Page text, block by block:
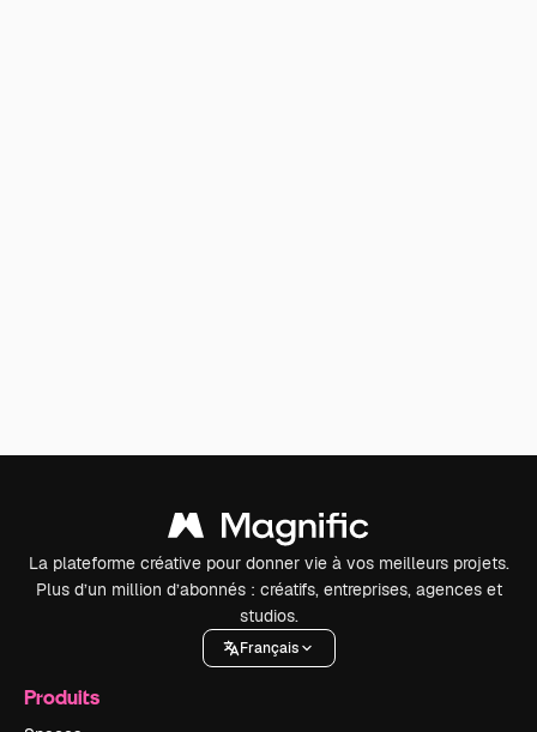
La plateforme créative pour donner vie à vos meilleurs projets.
Plus d’un million d’abonnés : créatifs, entreprises, agences et
studios.
Français
Produits